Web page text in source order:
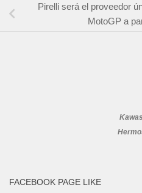
Pirelli será el proveedor
MotoGP a
FACEBOOK PAGE LIKE